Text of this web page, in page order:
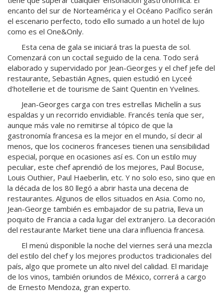
encanto del sur de Norteamérica y el Océano Pacífico serán
el escenario perfecto, todo ello sumado a un hotel de lujo
como es el One&Only.
Esta cena de gala se iniciará tras la puesta de sol.
Comenzará con un coctail seguido de la cena. Todo será
elaborado y supervidado por Jean-Georges y el chef jefe del
restaurante, Sebastián Agnes, quien estudió en Lyceé
d'hotellerie et de tourisme de Saint Quentin en Yvelines.
Jean-Georges carga con tres estrellas Michelín a sus
espaldas y un recorrido envidiable. Francés tenía que ser,
aunque más vale no remitirse al tópico de que la
gastronomía francesa es la mejor en el mundo, sí decir al
menos, que los cocineros franceses tienen una sensibilidad
especial, porque en ocasiones así es. Con un estilo muy
peculiar, este chef aprendió de los mejores, Paul Bocuse,
Louis Outhier, Paul Haeberlin, etc. Y no solo eso, sino que en
la década de los 80 llegó a abrir hasta una decena de
restaurantes. Algunos de ellos situados en Asia. Como no,
Jean-George también es embajador de su patria, lleva un
poquito de Francia a cada lugar del extranjero. La decoración
del restaurante Market tiene una clara influencia francesa.
El menú disponible la noche del viernes será una mezcla
del estilo del chef y los mejores productos tradicionales del
país, algo que promete un alto nivel del calidad. El maridaje
de los vinos, también oriundos de México, correrá a cargo
de Ernesto Mendoza, gran experto.